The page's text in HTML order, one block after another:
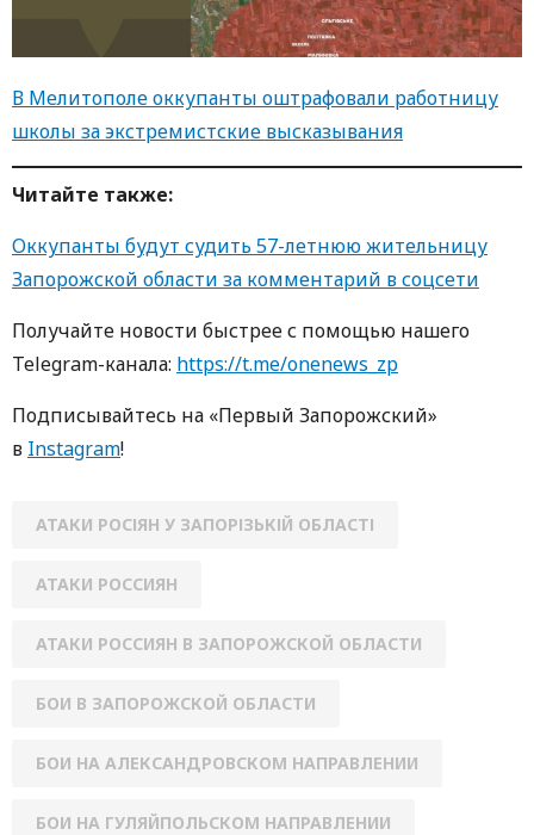
В Мелитополе оккупанты оштрафовали работницу
школы за экстремистские высказывания
Читайте также:
Оккупанты будут судить 57-летнюю жительницу
Запорожской области за комментарий в соцсети
Получайте новости быстрее с помощью нашего
Telegram-канала: https://t.me/onenews_zp
Подписывайтесь на «Первый Запорожский»
в Instagram!
АТАКИ РОСІЯН У ЗАПОРІЗЬКІЙ ОБЛАСТІ
АТАКИ РОССИЯН
АТАКИ РОССИЯН В ЗАПОРОЖСКОЙ ОБЛАСТИ
БОИ В ЗАПОРОЖСКОЙ ОБЛАСТИ
БОИ НА АЛЕКСАНДРОВСКОМ НАПРАВЛЕНИИ
БОИ НА ГУЛЯЙПОЛЬСКОМ НАПРАВЛЕНИИ